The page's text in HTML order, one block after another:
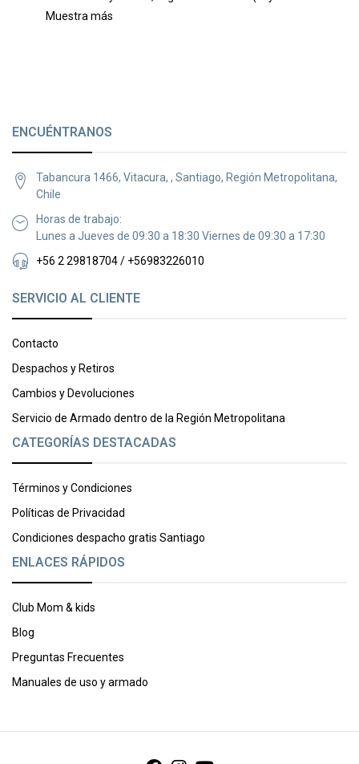
región , chile) , además mi hijo ahora puede ir al
Muestra más
ENCUÉNTRANOS
Tabancura 1466, Vitacura, , Santiago, Región Metropolitana,
Chile
Horas de trabajo:
Lunes a Jueves de 09:30 a 18:30 Viernes de 09:30 a 17:30
+56 2 29818704 / +56983226010
SERVICIO AL CLIENTE
Contacto
Despachos y Retiros
Cambios y Devoluciones
Servicio de Armado dentro de la Región Metropolitana
CATEGORÍAS DESTACADAS
Términos y Condiciones
Políticas de Privacidad
Condiciones despacho gratis Santiago
ENLACES RÁPIDOS
Club Mom & kids
Blog
Preguntas Frecuentes
Manuales de uso y armado